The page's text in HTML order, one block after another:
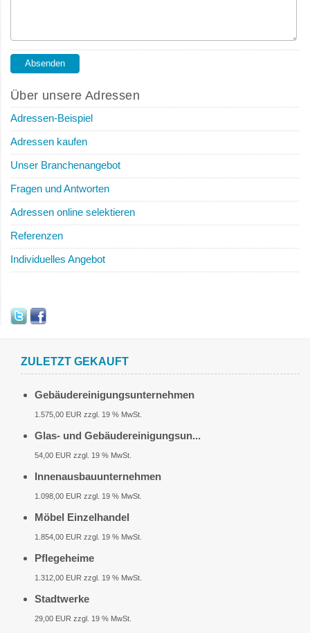
Über unsere Adressen
Adressen-Beispiel
Adressen kaufen
Unser Branchenangebot
Fragen und Antworten
Adressen online selektieren
Referenzen
Individuelles Angebot
ZULETZT GEKAUFT
Gebäudereinigungsunternehmen
1.575,00 EUR zzgl. 19 % MwSt.
Glas- und Gebäudereinigungsun...
54,00 EUR zzgl. 19 % MwSt.
Innenausbauunternehmen
1.098,00 EUR zzgl. 19 % MwSt.
Möbel Einzelhandel
1.854,00 EUR zzgl. 19 % MwSt.
Pflegeheime
1.312,00 EUR zzgl. 19 % MwSt.
Stadtwerke
29,00 EUR zzgl. 19 % MwSt.